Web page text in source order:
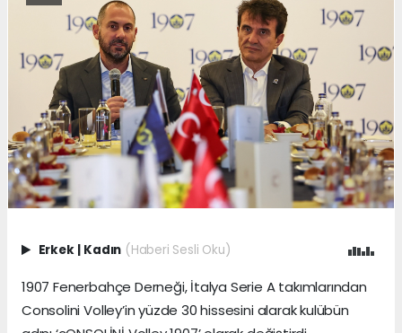
Erkek Kadın (Haberi Sesli Oku)
1907 Fenerbahçe Derneği, İtalya Serie A takımlarından
Consolini Volley’in yüzde 30 hissesini alarak kulübün